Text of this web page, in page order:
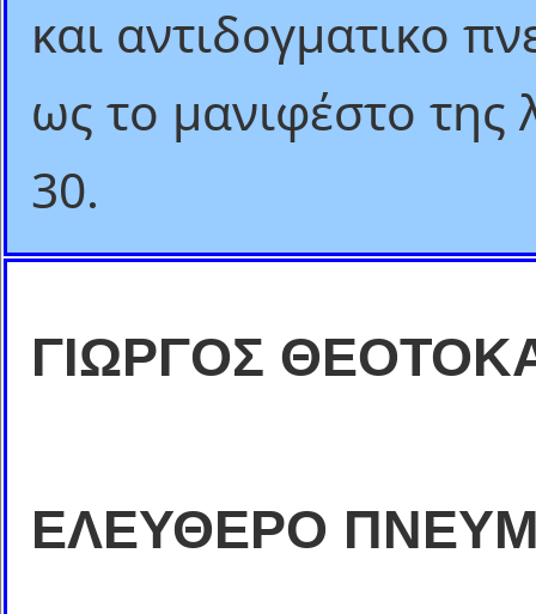
και αντιδογματικο
ως το μανιφέστο της
30.
ΓΙΩΡΓΟΣ
ΕΛΕΥΘΕΡΟ